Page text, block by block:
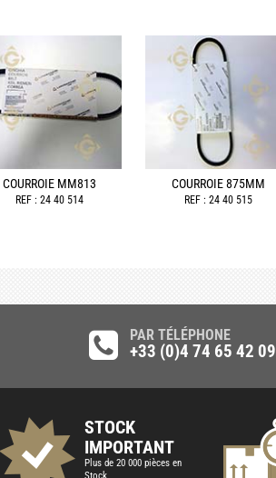
COURROIE MM813
REF : 24 40 514
COURROIE 875MM
REF : 24 40 515
PAR TÉLÉPHONE
+33 (0)4 74 65 42 09
STOCK
IMPORTANT
Plus de 20 000 pièces en